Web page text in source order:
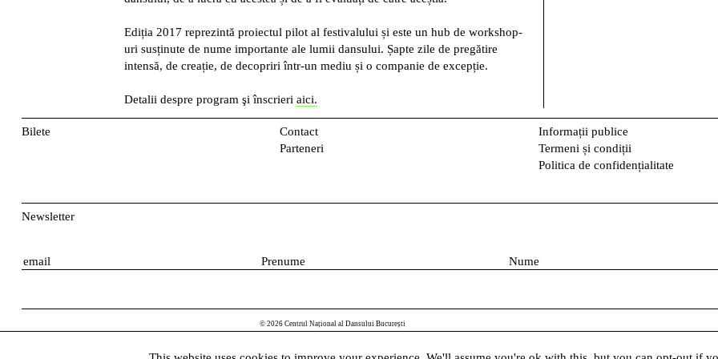
Ediția 2017 reprezintă proiectul pilot al festivalului și este un hub de workshop-
uri susținute de nume importante ale lumii dansului. Șapte zile de pregătire
intensă, de creație, de decopriri într-un mediu și o companie de excepție.
Detalii despre program şi înscrieri aici.
Bilete
Contact
Parteneri
Informații publice
Termeni și condiții
Politica de confidențialitate
Newsletter
E
i
l
P
n
u
N
e
© 2026 Centrul Național al Dansului București